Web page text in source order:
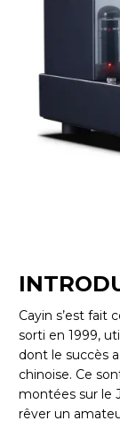
Cayin s’est fait
sorti en 1999,
dont le succès
chinoise. Ce
montées sur le
rêver un